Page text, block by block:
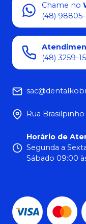
Chame no
(48)
(48) 3259-
Rua Brasilpinho
Horário de
Segunda a
Sábado 09:00